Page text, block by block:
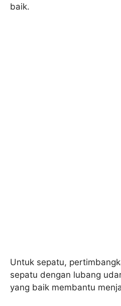
baik.
Untuk sepatu,
sepatu dengan lubang
yang baik membantu